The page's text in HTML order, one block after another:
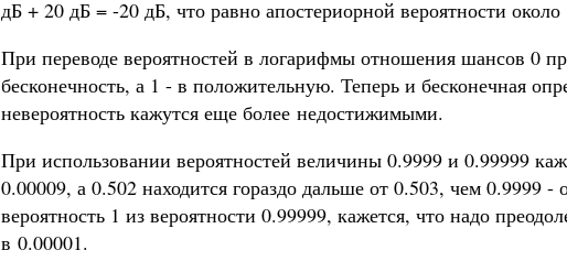
дБ + 20 дБ = -20 дБ, что равно апостериорной вероятности около
При переводе вероятностей в логарифмы отношения шансов 0
бесконечность, а 1 - в положительную. Теперь и бесконечная
невероятность кажутся еще более недостижимыми.
При использовании вероятностей величины 0.9999 и 0.99999
0.00009, а 0.502 находится гораздо дальше от 0.503, чем 0.9999
вероятность 1 из вероятности 0.99999, кажется, что надо
в 0.00001.